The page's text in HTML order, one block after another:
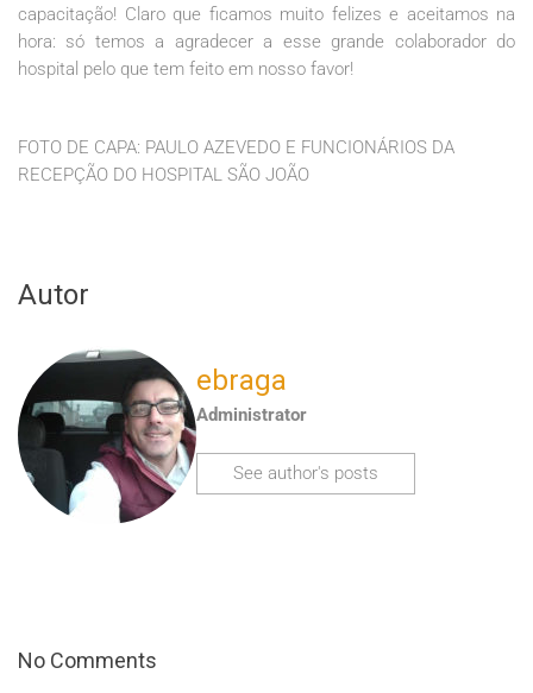
capacitação! Claro que ficamos muito felizes e aceitamos na
hora: só temos a agradecer a esse grande colaborador do
hospital pelo que tem feito em nosso favor!
FOTO DE CAPA: PAULO AZEVEDO E FUNCIONÁRIOS DA
RECEPÇÃO DO HOSPITAL SÃO JOÃO
Autor
ebraga
Administrator
See author's posts
No Comments